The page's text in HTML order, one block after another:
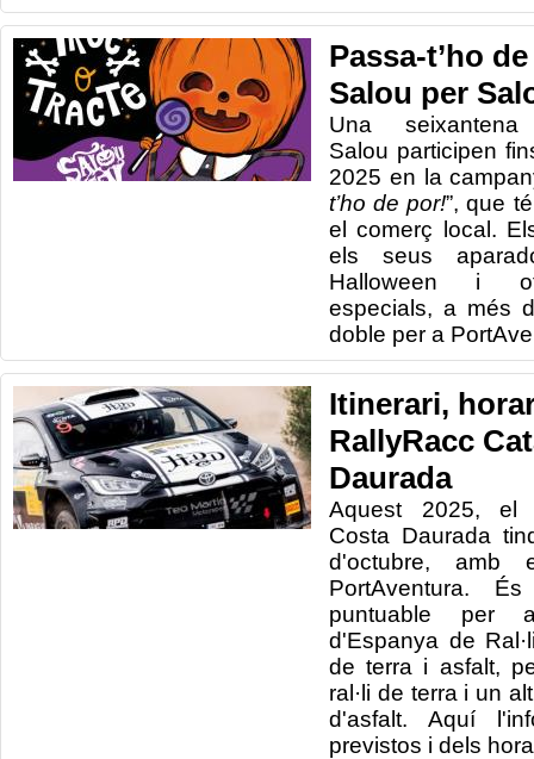
Passa-t’ho
Salou per
Una
Salou participen
2025 en la
t’ho de por!”, que
el comerç local.
els seus
Halloween i
especials, a més
doble per a
Itinerari,
RallyRacc
Daurada
Aquest 2025, el
Costa Daurada
d'octubre, amb
PortAventura.
puntuable per
d'Espanya de
de terra i asfalt,
ral·li de terra i un
d'asfalt. Aquí
previstos i dels